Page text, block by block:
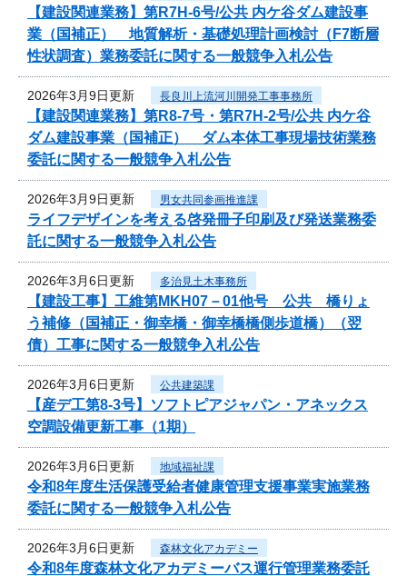
【建設関連業務】第R7H-6号/公共 内ケ谷ダム建設事
業（国補正） 地質解析・基礎処理計画検討（F7断層
性状調査）業務委託に関する一般競争入札公告
2026年3月9日更新 長良川上流河川開発工事事務所
【建設関連業務】第R8-7号・第R7H-2号/公共 内ケ谷
ダム建設事業（国補正） ダム本体工事現場技術業務
委託に関する一般競争入札公告
2026年3月9日更新 男女共同参画推進課
ライフデザインを考える啓発冊子印刷及び発送業務委
託に関する一般競争入札公告
2026年3月6日更新 多治見土木事務所
【建設工事】工維第MKH07－01他号 公共 橋りょ
う補修（国補正・御幸橋・御幸橋橋側歩道橋）（翌
債）工事に関する一般競争入札公告
2026年3月6日更新 公共建築課
【産デ工第8-3号】ソフトピアジャパン・アネックス
空調設備更新工事（1期）
2026年3月6日更新 地域福祉課
令和8年度生活保護受給者健康管理支援事業実施業務
委託に関する一般競争入札公告
2026年3月6日更新 森林文化アカデミー
令和8年度森林文化アカデミーバス運行管理業務委託